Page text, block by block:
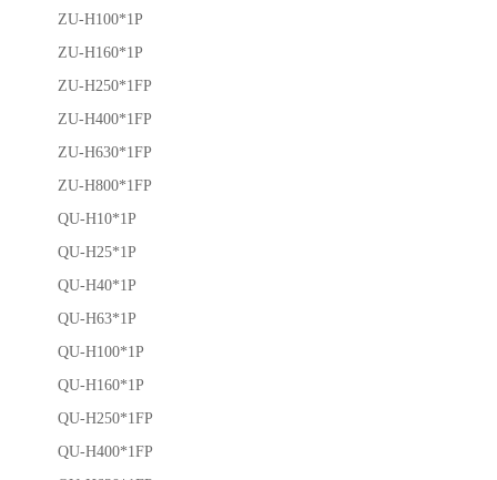
ZU-H100*1P
ZU-H160*1P
ZU-H250*1FP
ZU-H400*1FP
ZU-H630*1FP
ZU-H800*1FP
QU-H10*1P
QU-H25*1P
QU-H40*1P
QU-H63*1P
QU-H100*1P
QU-H160*1P
QU-H250*1FP
QU-H400*1FP